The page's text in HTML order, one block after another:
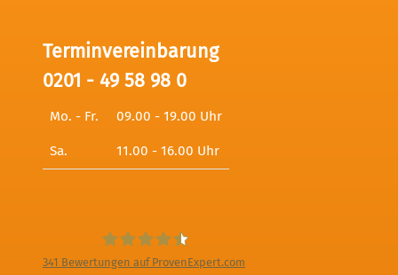
Terminvereinbarung
0201 - 49 58 98 0
Mo. - Fr. 09.00 - 19.00 Uhr
Sa. 11.00 - 16.00 Uhr
341 Bewertungen auf ProvenExpert.com